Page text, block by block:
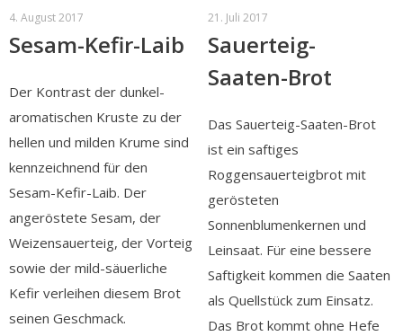
4. August 2017
Sesam-Kefir-Laib
Der Kontrast der dunkel-
aromatischen Kruste zu der
hellen und milden Krume sind
kennzeichnend für den
Sesam-Kefir-Laib. Der
angeröstete Sesam, der
Weizensauerteig, der Vorteig
sowie der mild-säuerliche
Kefir verleihen diesem Brot
seinen Geschmack.
21. Juli 2017
Sauerteig-
Saaten-Brot
Das Sauerteig-Saaten-Brot
ist ein saftiges
Roggensauerteigbrot mit
gerösteten
Sonnenblumenkernen und
Leinsaat. Für eine bessere
Saftigkeit kommen die Saaten
als Quellstück zum Einsatz.
Das Brot kommt ohne Hefe